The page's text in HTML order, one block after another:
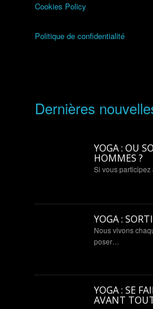
Cookies Policy
Politique de confidentialité
Dernières
YOGA : OU
HOMMES ?
Si vous participez
YOGA :
Nous vivons
poser…
YOGA : SE
AVANT